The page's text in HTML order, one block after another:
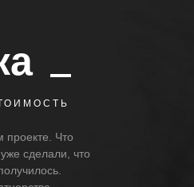
проекте. Что
сделали, что